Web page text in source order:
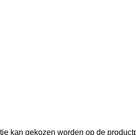
kan gekozen worden op de